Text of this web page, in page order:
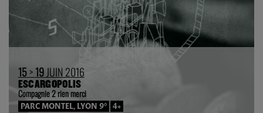
15>19JUIN 2016
ESCARGOPOLIS
Compagnie 2 rien merci
PARC MONTEL, LYON 9° 4+